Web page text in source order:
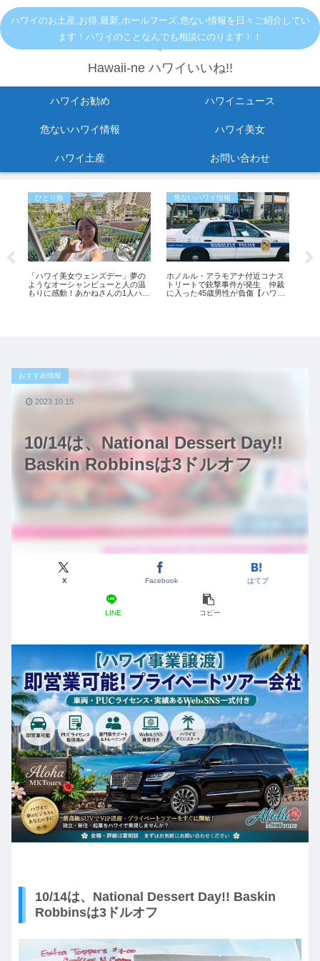
ハワイのお土産,お得,最新,ホールフーズ,危ない情報を日々ご紹介してい
ます！ハワイのことなんでも相談にのります！！
Hawaii-ne ハワイいいね!!
ハワイお勧め ハワイニュース
危ないハワイ情報 ハワイ美女
ハワイ土産 お問い合わせ
ひとり旅
「ハワイ美女ウェンズデー」夢の
ようなオーシャンビューと人の温
もりに感動！あかねさんの1人ハワ
危ないハワイ情報
ホノルル・アラモアナ付近コナス
トリートで銃撃事件が発生 仲裁
に入った45歳男性が負傷【ハワイ
10/14は、National Dessert Day!!
Baskin Robbinsは3ドルオフ
おすすめ情報
X Facebook はてブ
LINE コピー
2023.10.15
10/14は、National Dessert Day!! Baskin
Robbinsは3ドルオフ